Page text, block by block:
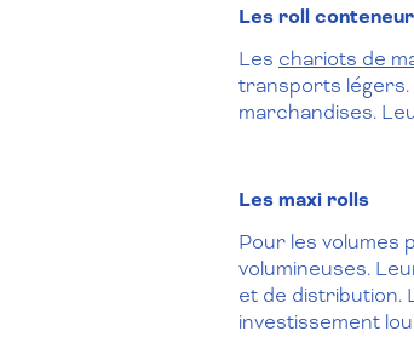
Les roll
Les chariots de
transports légers.
marchandises.
Les maxi rolls
Pour les volumes
volumineuses.
et de distribution.
investissement